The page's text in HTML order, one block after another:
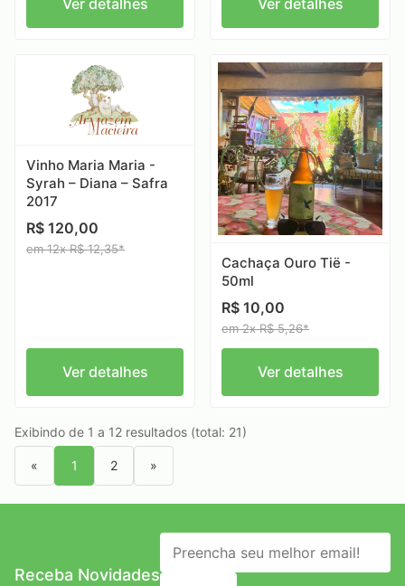
Vinho Maria Maria -
Syrah – Diana – Safra
2017
R$ 120,00
em 12x R$ 12,35*
Ver detalhes
Cachaça Ouro Tië -
50ml
R$ 10,00
em 2x R$ 5,26*
Ver detalhes
Exibindo de 1 a 12 resultados (total: 21)
« 1 2 »
Receba Novidades